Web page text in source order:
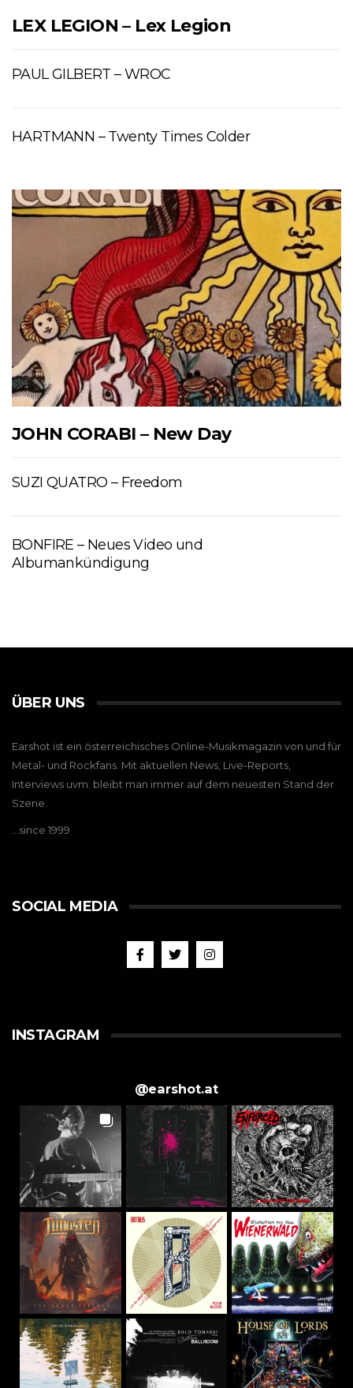
LEX LEGION – Lex Legion
PAUL GILBERT – WROC
HARTMANN – Twenty Times Colder
JOHN CORABI – New Day
SUZI QUATRO – Freedom
BONFIRE – Neues Video und
Albumankündigung
ÜBER UNS
Earshot ist ein österreichisches Online-Musikmagazin von und für
Metal- und Rockfans. Mit aktuellen News, Live-Reports,
Interviews uvm. bleibt man immer auf dem neuesten Stand der
Szene.
…since 1999
SOCIAL MEDIA
INSTAGRAM
@earshot.at